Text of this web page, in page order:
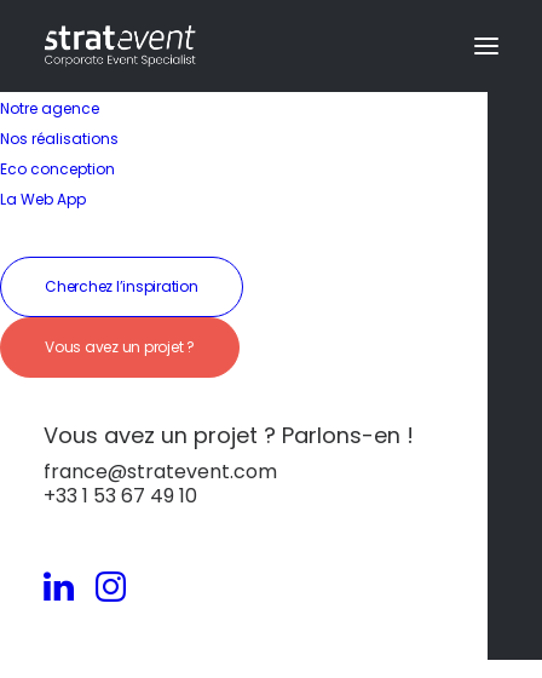
Notre agence
Nos réalisations
Eco conception
La Web App
Cherchez l’inspiration
Vous avez un projet ?
Vous avez un projet ? Parlons-en !
france@stratevent.com
+33 1 53 67 49 10
Séminaire en Espagne
Valence – Soleil,
modernité et
traditions
méditerranéennes
Valence